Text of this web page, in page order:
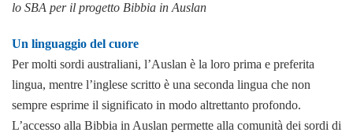
lo SBA per il progetto Bibbia in Auslan
Un linguaggio del cuore
Per molti sordi australiani, l’Auslan è la loro prima e preferita
lingua, mentre l’inglese scritto è una seconda lingua che non
sempre esprime il significato in modo altrettanto profondo.
L’accesso alla Bibbia in Auslan permette alla comunità dei sordi di